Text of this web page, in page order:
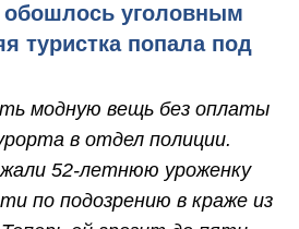
обошлось уголовным
туристка попала под
модную вещь без оплаты
в отдел полиции.
52-летнюю уроженку
по подозрению в краже из